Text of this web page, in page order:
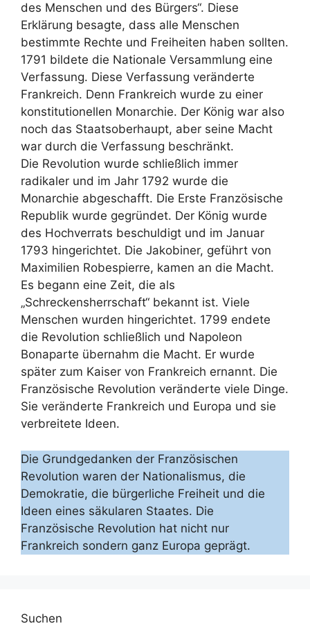
des Menschen und des Bürgers“. Diese
Erklärung besagte, dass alle Menschen
bestimmte Rechte und Freiheiten haben sollten.
1791 bildete die Nationale Versammlung eine
Verfassung. Diese Verfassung veränderte
Frankreich. Denn Frankreich wurde zu einer
konstitutionellen Monarchie. Der König war also
noch das Staatsoberhaupt, aber seine Macht
war durch die Verfassung beschränkt.
Die Revolution wurde schließlich immer
radikaler und im Jahr 1792 wurde die
Monarchie abgeschafft. Die Erste Französische
Republik wurde gegründet. Der König wurde
des Hochverrats beschuldigt und im Januar
1793 hingerichtet. Die Jakobiner, geführt von
Maximilien Robespierre, kamen an die Macht.
Es begann eine Zeit, die als
„Schreckensherrschaft“ bekannt ist. Viele
Menschen wurden hingerichtet. 1799 endete
die Revolution schließlich und Napoleon
Bonaparte übernahm die Macht. Er wurde
später zum Kaiser von Frankreich ernannt. Die
Französische Revolution veränderte viele Dinge.
Sie veränderte Frankreich und Europa und sie
verbreitete Ideen.
Die Grundgedanken der Französischen
Revolution waren der Nationalismus, die
Demokratie, die bürgerliche Freiheit und die
Ideen eines säkularen Staates. Die
Französische Revolution hat nicht nur
Frankreich sondern ganz Europa geprägt.
Suchen